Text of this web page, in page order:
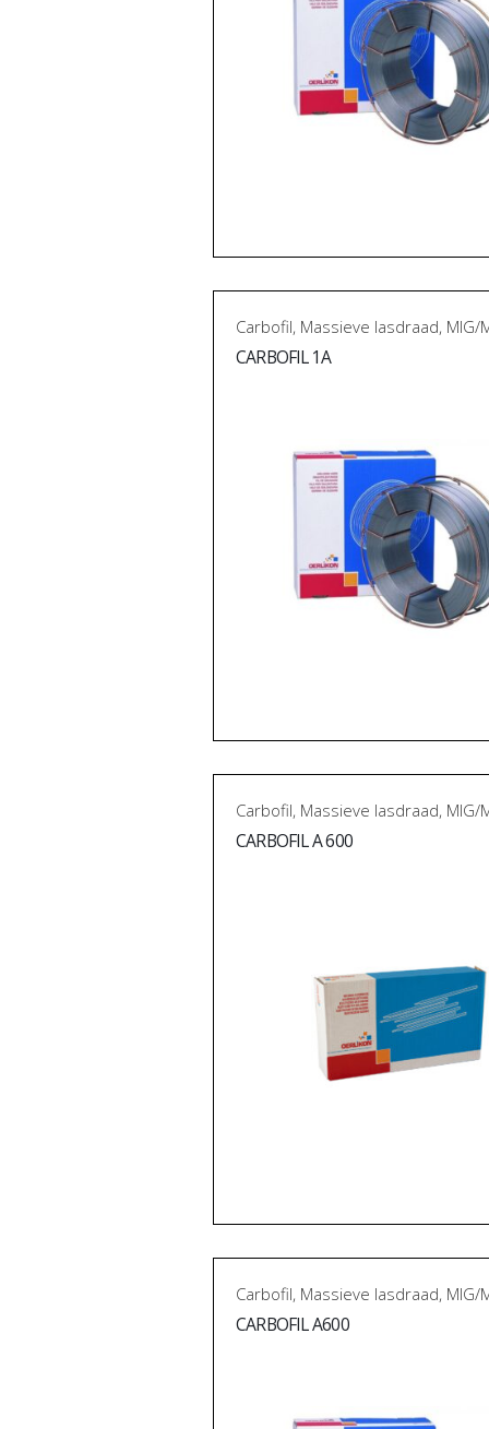
Carbofil, Massieve lasdraad, MIG/
CARBOFIL 1A
Carbofil, Massieve lasdraad, MIG/
CARBOFIL A 600
Carbofil, Massieve lasdraad, MIG/
CARBOFIL A600